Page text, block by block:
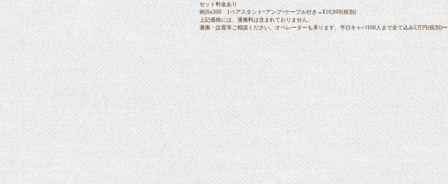
セット料金あり
例)Sx300 1ペアスタンド+アンプ+ケーブル付き→¥10,000(税別)
上記価格には、運搬料は含まれておりません。
運搬・設置等ご相談ください。オペレーターも承ります。平日キャパ100人まで全て込み5万円(税別)〜